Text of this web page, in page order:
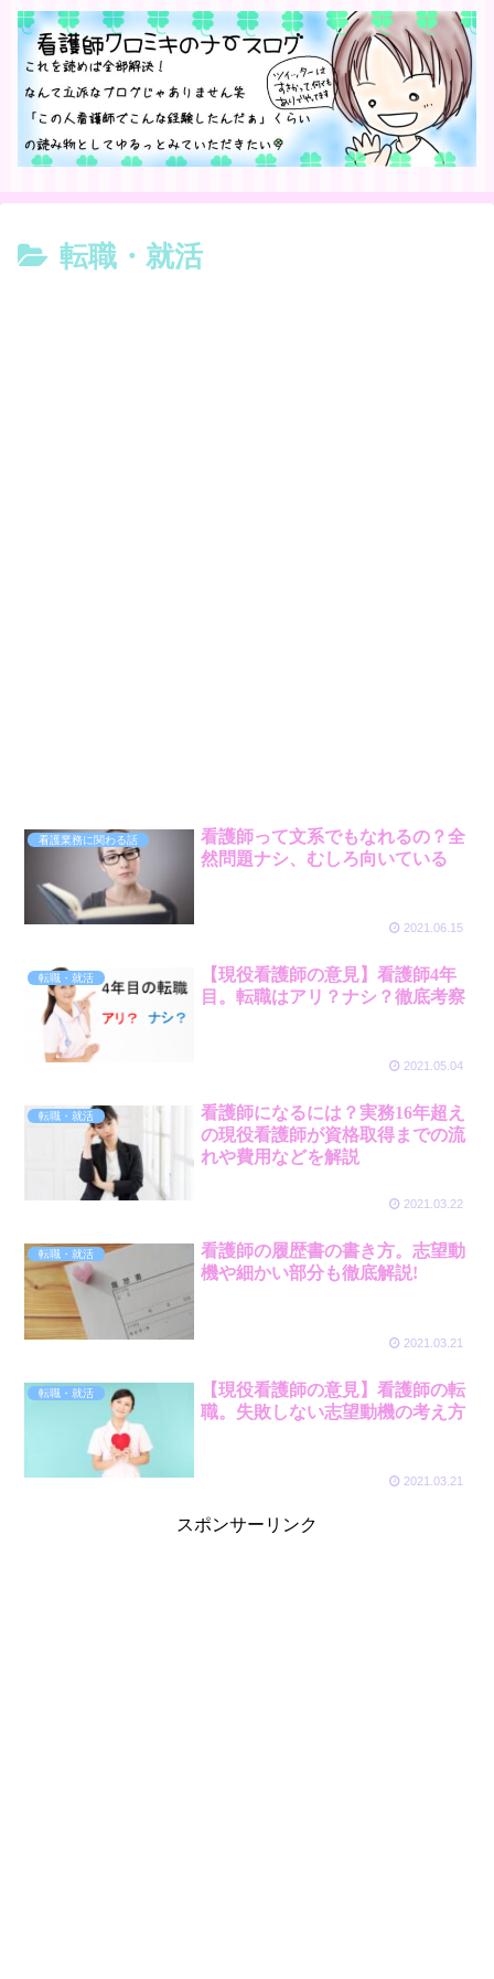
転職・就活
看護業務に関わる話
看護師って文系でもなれるの？全
然問題ナシ、むしろ向いている
2021.06.15
転職・就活
【現役看護師の意見】看護師4年
目。転職はアリ？ナシ？徹底考察
2021.05.04
転職・就活
看護師になるには？実務16年超え
の現役看護師が資格取得までの流
れや費用などを解説
2021.03.22
転職・就活
看護師の履歴書の書き方。志望動
機や細かい部分も徹底解説!
2021.03.21
転職・就活
【現役看護師の意見】看護師の転
職。失敗しない志望動機の考え方
2021.03.21
スポンサーリンク